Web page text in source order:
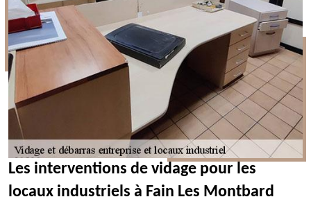
Les interventions de vidage pour les
locaux industriels à Fain Les Montbard